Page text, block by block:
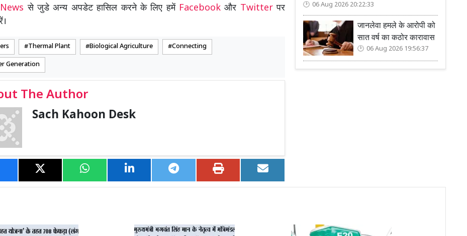
से जुडे अन्य अपडेट हासिल करने के लिए हमें Facebookऔर Twitterपर
Thermal Plant Biological Agriculture Connecting
Generation
The Author
Sach Kahoon Desk
06 Aug 2026 20:22:33
जानलेवा हमले के आरोपी को
सात वर्ष का कठोर कारावास
06 Aug 2026 19:56:37